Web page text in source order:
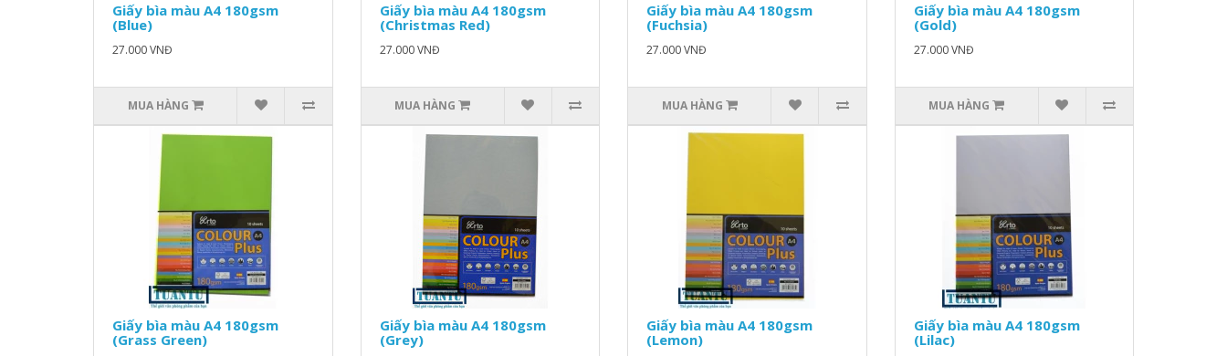
Giấy bìa màu A4 180gsm
(Blue)
27.000 VNĐ
MUA HÀNG
Giấy bìa màu A4 180gsm
(Christmas Red)
27.000 VNĐ
MUA HÀNG
Giấy bìa màu A4 180gsm
(Fuchsia)
27.000 VNĐ
MUA HÀNG
Giấy bìa màu A4 180gsm
(Gold)
27.000 VNĐ
MUA HÀNG
Giấy bìa màu A4 180gsm
(Grass Green)
Giấy bìa màu A4 180gsm
(Grey)
Giấy bìa màu A4 180gsm
(Lemon)
Giấy bìa màu A4 180gsm
(Lilac)